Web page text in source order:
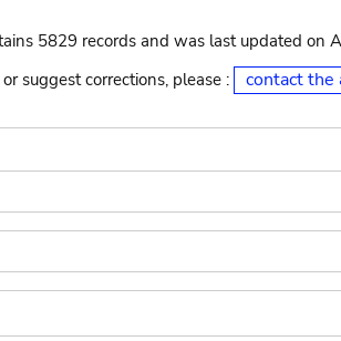
5829 records and was last updated on
suggest corrections, please : contact the